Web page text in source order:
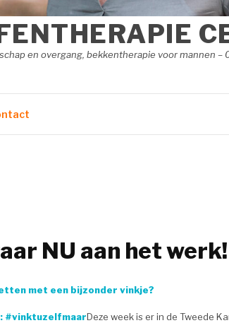
en overgang, bekkentherapie voor mannen –
NU aan het werk!
met een bijzonder vinkje?
#vinktuzelfmaarDeze week is er in de Tweede